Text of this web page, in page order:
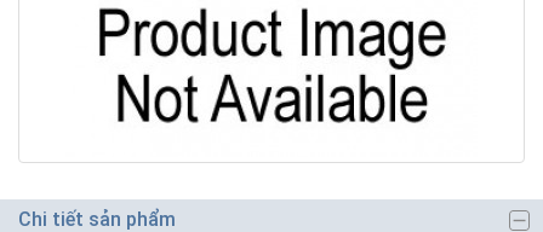
Chi tiết sản phẩm